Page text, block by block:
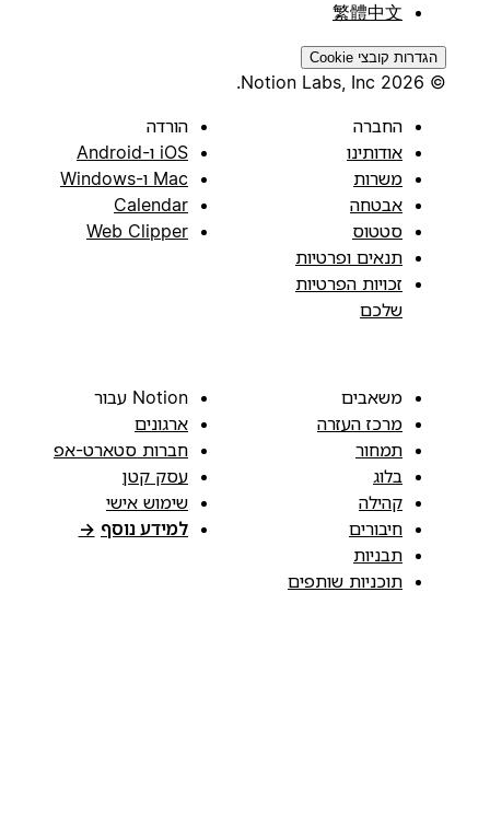
繁體中文
הגדרות קובצי Cookie
החברה
אודותינו
משרות
אבטחה
סטטוס
תנאים ופרטיות
זכויות הפרטיות
שלכם
הורדה
iOS ו-Android
Mac ו-Windows
Calendar
Web Clipper
משאבים
מרכז העזרה
תמחור
בלוג
קהילה
חיבורים
תבניות
תוכניות שותפים
Notion עבור
ארגונים
חברות סטארט-אפ
עסק קטן
שימוש אישי
למידע נוסף →